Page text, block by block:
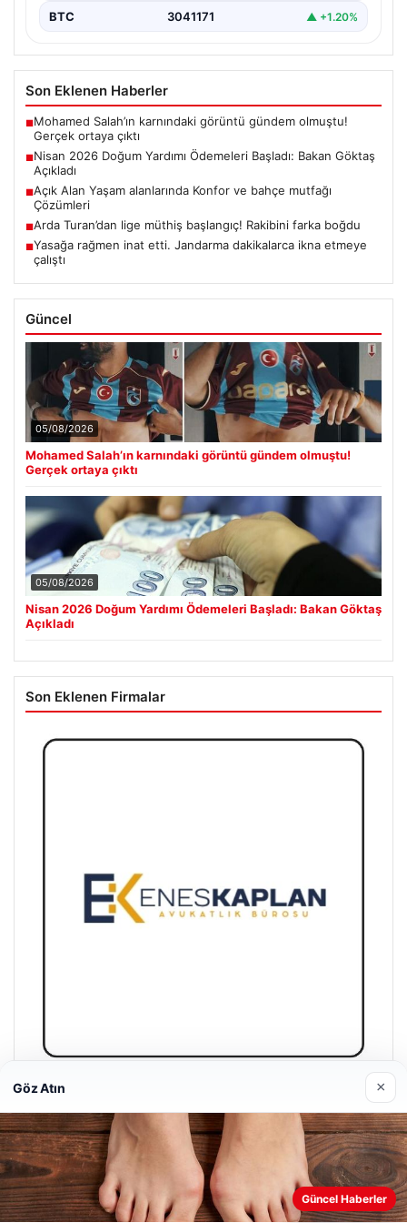
BTC 3041171 ▲ +1.20%
Son Eklenen Haberler
■Mohamed Salah’ın karnındaki görüntü gündem olmuştu!
Gerçek ortaya çıktı
■Nisan 2026 Doğum Yardımı Ödemeleri Başladı: Bakan Göktaş
Açıkladı
■Açık Alan Yaşam alanlarında Konfor ve bahçe mutfağı
Çözümleri
■Arda Turan’dan lige müthiş başlangıç! Rakibini farka boğdu
■Yasağa rağmen inat etti. Jandarma dakikalarca ikna etmeye
çalıştı
Güncel
05/08/2026
Mohamed Salah’ın karnındaki görüntü gündem olmuştu!
Gerçek ortaya çıktı
05/08/2026
Nisan 2026 Doğum Yardımı Ödemeleri Başladı: Bakan Göktaş
Açıkladı
Son Eklenen Firmalar
Enes Kaplan Avukatlık Bürosu
28/04/2026
Web sitemizi nasıl kullandığınızı daha iyi anlayabilmek,
Göz Atın ×
Güncel Haberler